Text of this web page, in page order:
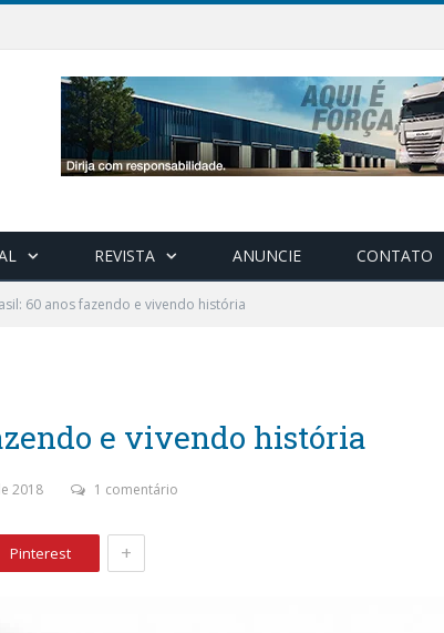
REVISTA ANUNCIE CONTATO
60 anos fazendo e vivendo história
e vivendo história
2018 1 comentário
Pinterest +